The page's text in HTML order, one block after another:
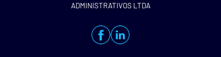
ADMINISTRATIVOS LTDA